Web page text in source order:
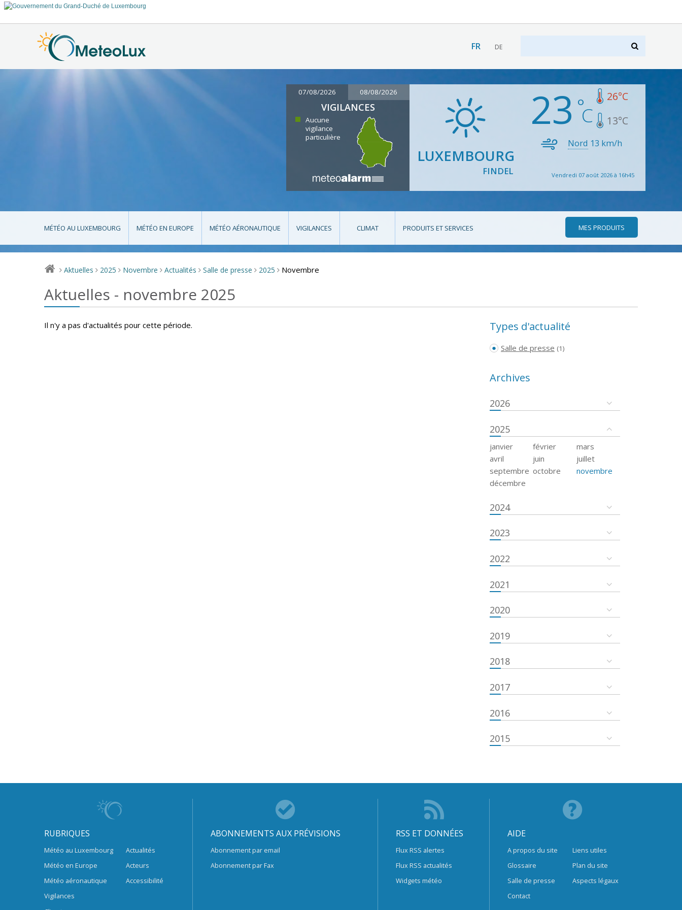
FR DE
07/08/2026 08/08/2026
VIGILANCES
Aucune
vigilance
particulière
LUXEMBOURG
FINDEL
23 26°C
13°C
Nord 13 km/h
Vendredi 07 août 2026 à 16h45
MÉTÉO AU LUXEMBOURG MÉTÉO EN EUROPE MÉTÉO AÉRONAUTIQUE VIGILANCES CLIMAT PRODUITS ET SERVICES MES PRODUITS
> Aktuelles > 2025 > Novembre > Actualités > Salle de presse > 2025 > Novembre
Aktuelles - novembre 2025
Il n'y a pas d'actualités pour cette période. Types d'actualité
Salle de presse (1)
Archives
2026
2025
janvier février
mars
avril
juin
juillet
septembre octobre
novembre
décembre
2024
2023
2022
2021
2020
2019
2018
2017
2016
2015
RUBRIQUES
Météo au Luxembourg
Météo en Europe
Météo aéronautique
Vigilances
Actualités
Acteurs
Accessibilité
ABONNEMENTS AUX PRÉVISIONS
Abonnement par email
Abonnement par Fax
RSS ET DONNÉES
Flux RSS alertes
Flux RSS actualités
Widgets météo
AIDE
A propos du site
Glossaire
Salle de presse
Contact
Liens utiles
Plan du site
Aspects légaux